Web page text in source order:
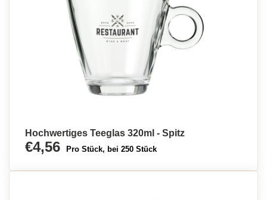
Hochwertiges Teeglas 320ml - Spitz
€4,56 Pro Stück, bei 250 Stück